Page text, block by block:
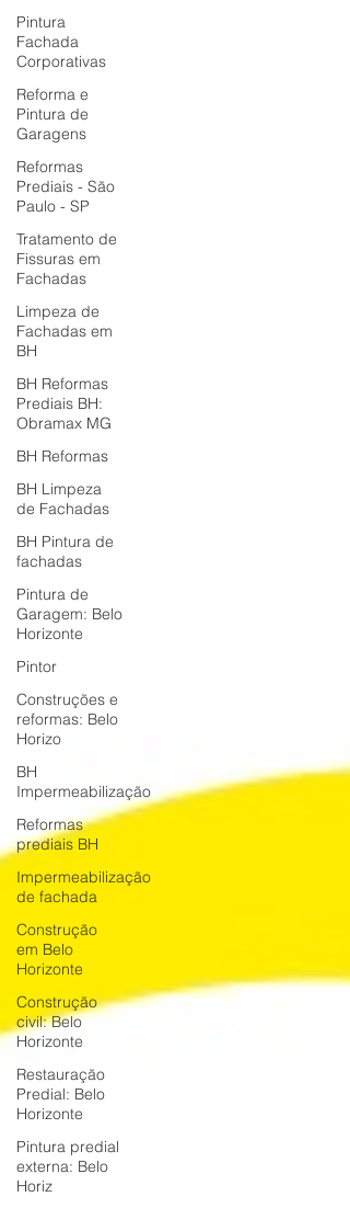
Pintura
Fachada
Corporativas
Reforma e
Pintura de
Garagens
Reformas
Prediais - São
Paulo - SP
Tratamento de
Fissuras em
Fachadas
Limpeza de
Fachadas em
BH
BH Reformas
Prediais BH:
Obramax MG
BH Reformas
BH Limpeza
de Fachadas
BH Pintura de
fachadas
Pintura de
Garagem: Belo
Horizonte
Pintor
Construções e
reformas: Belo
Horizo
BH
Impermeabilização
Reformas
prediais BH
Impermeabilização
de fachada
Construção
em Belo
Horizonte
Construção
civil: Belo
Horizonte
Restauração
Predial: Belo
Horizonte
Pintura predial
externa: Belo
Horiz
medidas necessárias para corrigir defeitos
danos, inclusive contratar profissionais
especializados e aprovar orçamentos em
assembleia. Elaboração: Obrigações do
Síndico: O síndico, como representante
legal do condomínio, é responsável por
administrar e preservar o patrimônio,
incluindo a fac